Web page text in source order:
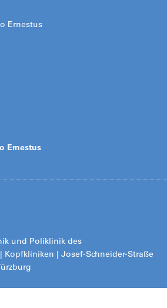
Ernestus
Ernestus
und Poliklinik des
| Josef-Schneider-Straße
urg